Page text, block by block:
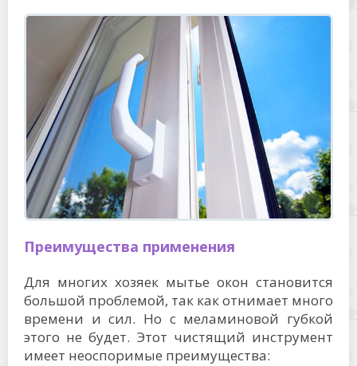
Преимущества применения
Для многих хозяек мытье окон становится
большой проблемой, так как отнимает много
времени и сил. Но с меламиновой губкой
этого не будет. Этот чистящий инструмент
имеет неоспоримые преимущества: